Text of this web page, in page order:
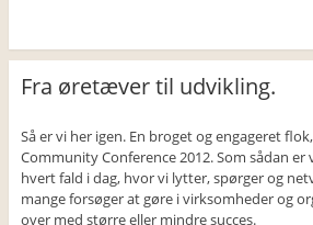
Fra øretæver til udvikling.
Så er vi her igen. En broget og engageret
Community Conference 2012. Som sådan
hvert fald i dag, hvor vi lytter, spørger og
mange forsøger at gøre i virksomheder og
over med større eller mindre succes.